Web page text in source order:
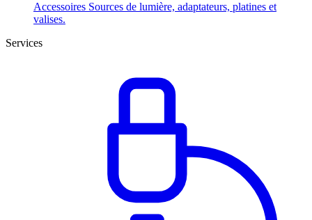
Accessoires Sources de lumière, adaptateurs, platines et
valises.
Services